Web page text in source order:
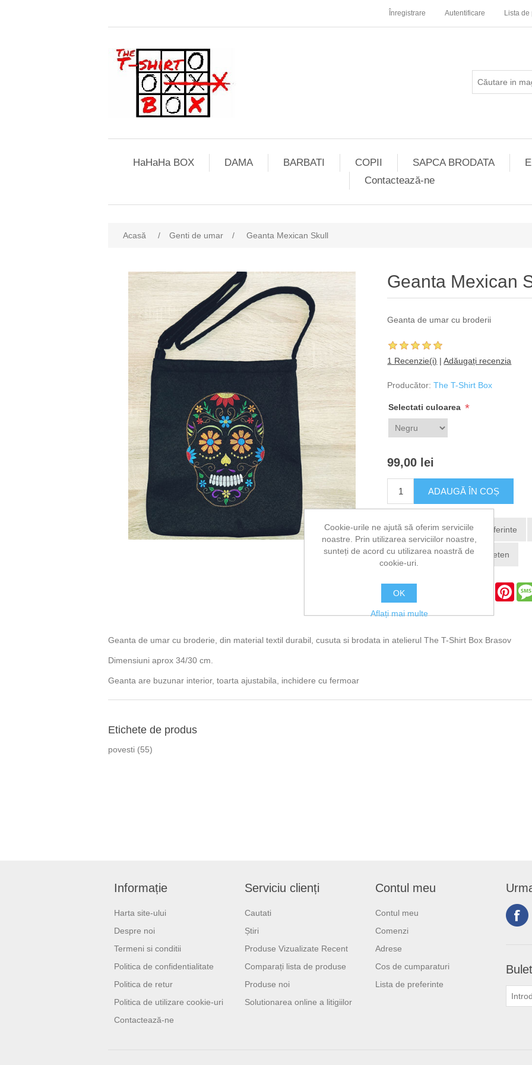
Înregistrare Autentificare Lista de
HaHaHa BOX DAMA BARBATI COPII SAPCA BRODATA
Contactează-ne
Acasă / Genti de umar / Geanta Mexican Skull
Geanta Mexican
Geanta de umar cu broderii
1 Recenzie(i) | Adăugați recenzia
Producător: The T-Shirt Box
Selectati culoarea *
99,00 lei
Messenger
Email
Geanta de umar cu broderie, din material textil durabil, cusuta si brodata in atelierul The T-Shirt Box Brasov
Dimensiuni aprox 34/30 cm.
Geanta are buzunar interior, toarta ajustabila, inchidere cu fermoar
Etichete de produs
povesti (55)
Informație
Harta site-ului
Despre noi
Termeni si conditii
Politica de confidentialitate
Politica de retur
Politica de utilizare cookie-uri
Contactează-ne
Serviciu clienți
Cautati
Știri
Produse Vizualizate Recent
Comparați lista de produse
Produse noi
Solutionarea online a litigiilor
Contul meu
Contul meu
Comenzi
Adrese
Cos de cumparaturi
Lista de preferinte
Cookie-urile ne ajută să oferim serviciile
noastre. Prin utilizarea serviciilor noastre,
sunteți de acord cu utilizarea noastră de
cookie-uri.
OK
Aflați mai multe